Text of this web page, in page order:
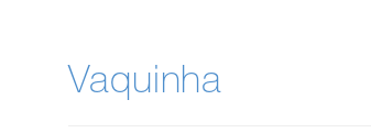
Vaquinha